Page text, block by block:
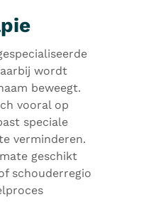
wordt
beweegt.
vooral op
speciale
verminderen.
geschikt
schouderregio